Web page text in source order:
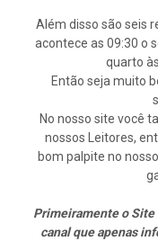
Além disso são seis
acontece as 09:30 o
quarto
Então seja muito
No nosso site você
nossos Leitores,
bom palpite no
Primeiramente o Site
canal que apenas